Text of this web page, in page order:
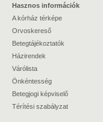
Hasznos információk
A kórház térképe
Orvoskereső
Betegtájékoztatók
Házirendek
Várólista
Önkéntesség
Betegjogi képviselő
Térítési szabályzat